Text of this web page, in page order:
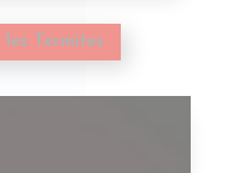
Termites